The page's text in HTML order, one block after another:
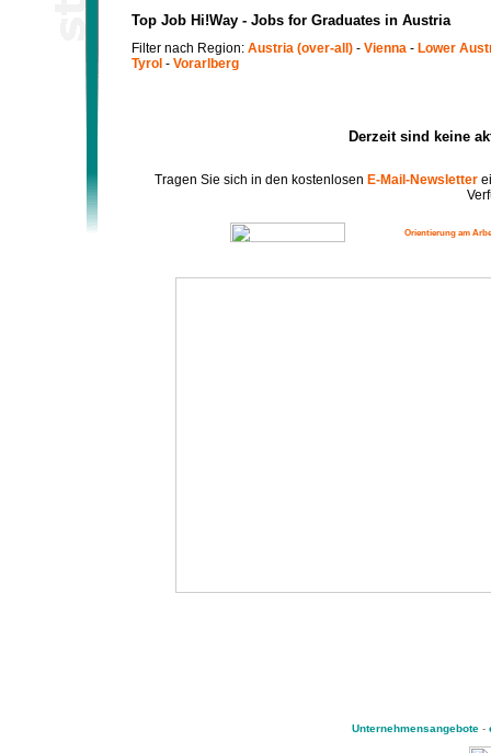
Top Job Hi!Way - Jobs for Graduates in Austria
Filter nach Region: Austria (over-all) - Vienna - Lower
Tyrol - Vorarlberg
Derzeit sind keine
Tragen Sie sich in den kostenlosen E-Mail-Newsletter
Orientierung am
Unternehmensangebote-